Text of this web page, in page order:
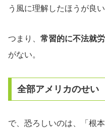
う風に理解したほうが良い
つまり、 常習的に不法就
がない。
全部アメリカのせい
で、恐ろしいのは、「根